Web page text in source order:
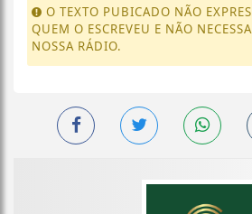
O TEXTO PUBICADO NÃO
QUEM O ESCREVEU E NÃO
NOSSA RÁDIO.